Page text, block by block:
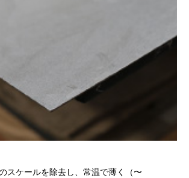
スケールを除去し、常温で薄く（〜